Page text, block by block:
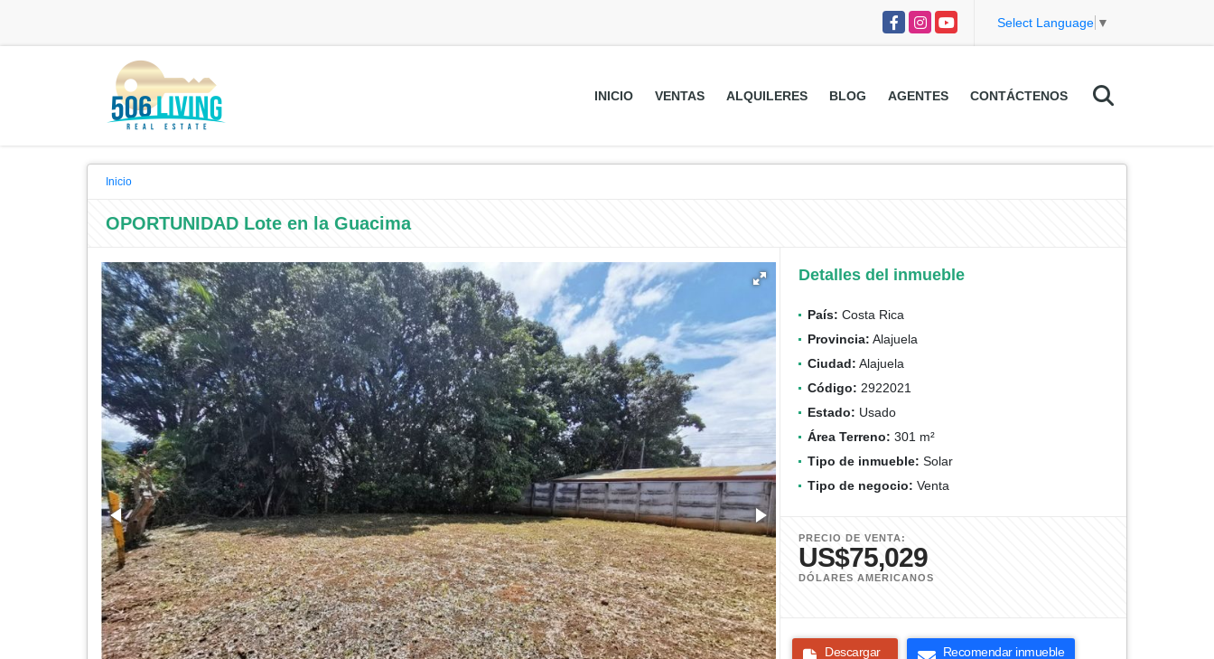
Facebook
InstagramYouTube Select Language ▼
INICIO VENTAS ALQUILERES BLOG AGENTES CONTÁCTENOS
Inicio
OPORTUNIDAD Lote en la Guacima
Detalles del inmueble
País: Costa Rica
Provincia: Alajuela
Ciudad: Alajuela
Código: 2922021
Estado: Usado
Área Terreno: 301 m²
Tipo de inmueble: Solar
Tipo de negocio: Venta
PRECIO DE VENTA:
US$75,029
DÓLARES AMERICANOS
Descargar
Recomendar inmueble